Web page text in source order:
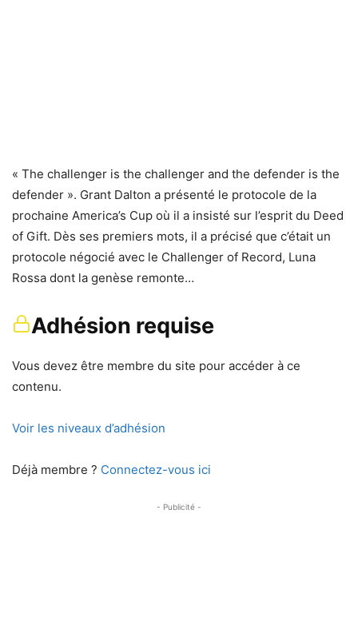
« The challenger is the challenger and the defender is the
defender ». Grant Dalton a présenté le protocole de la
prochaine America’s Cup où il a insisté sur l’esprit du Deed
of Gift. Dès ses premiers mots, il a précisé que c’était un
protocole négocié avec le Challenger of Record, Luna
Rossa dont la genèse remonte…
Adhésion requise
Vous devez être membre du site pour accéder à ce
contenu.
Voir les niveaux d’adhésion
Déjà membre ? Connectez-vous ici
- Publicité -